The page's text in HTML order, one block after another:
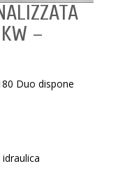
–
Duo dispone